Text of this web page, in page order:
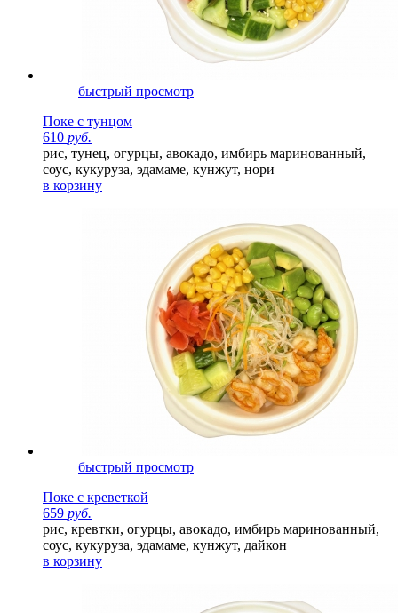
быстрый просмотр
Поке с тунцом
610 руб.
рис, тунец, огурцы, авокадо, имбирь маринованный,
соус, кукуруза, эдамаме, кунжут, нори
в корзину
быстрый просмотр
Поке с креветкой
659 руб.
рис, кревтки, огурцы, авокадо, имбирь маринованный,
соус, кукуруза, эдамаме, кунжут, дайкон
в корзину